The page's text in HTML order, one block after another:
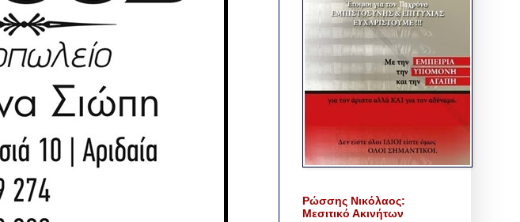
Ρώσσης Νικόλαος:
Μεσιτικό Ακινήτων